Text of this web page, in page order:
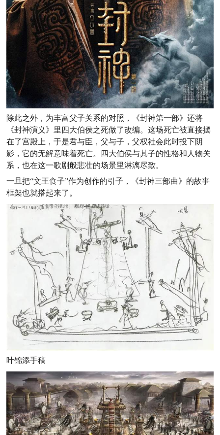
除此之外，为丰富父子关系的对照，《封神第一部》还将
《封神演义》里四大伯侯之死做了改编。这场死亡被直接摆
在了宫殿上，于是君与臣，父与子，父权社会此时投下阴
影，它的无解意味着死亡。四大伯侯与其子的性格和人物关
系，也在这一歌剧般悲壮的场景里淋漓尽致。
一旦把“文王食子”作为创作的引子，《封神三部曲》的故事
框架也就搭起来了。
叶锦添手稿